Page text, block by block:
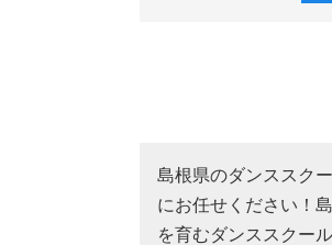
島根県のダンススク
にお任せください！
を育むダンススクール